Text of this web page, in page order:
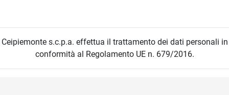
Ceipiemonte s.c.p.a. effettua il trattamento dei dati personali in
conformità al Regolamento UE n. 679/2016.